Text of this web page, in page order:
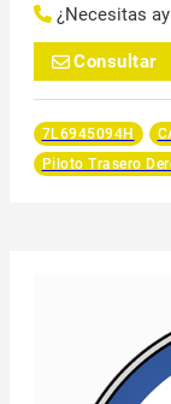
¿Necesitas
Consultar
7L6945094H
Piloto Trasero